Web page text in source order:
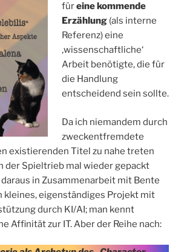
füreine kommende
Erzählung(als interne
Referenz) eine
‚wissenschaftliche‘
Arbeit benötigte, die für
die Handlung
entscheidend sein sollte.
Da ich niemandem durch
zweckentfremdete
existierenden Titel zu nahe treten
der Spieltrieb mal wieder gepackt
in Zusammenarbeit mit Bente
kleines, eigenständiges Projekt mit
durch KI/AI; man kennt
Affinität zur IT. Aber der Reihe nach: